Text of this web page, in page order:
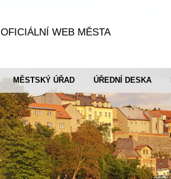
OFICIÁLNÍ WEB MĚSTA
MĚSTSKÝ ÚŘAD ÚŘEDNÍ DESKA